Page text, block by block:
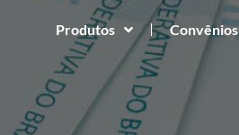
Produtos Convênios